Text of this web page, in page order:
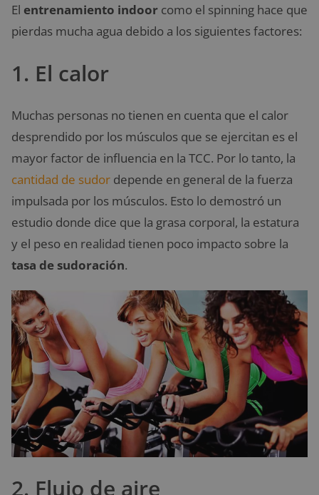
El entrenamiento indoor como el spinning hace que
pierdas mucha agua debido a los siguientes factores:
1. El calor
Muchas personas no tienen en cuenta que el calor
desprendido por los músculos que se ejercitan es el
mayor factor de influencia en la TCC. Por lo tanto, la
cantidad de sudor depende en general de la fuerza
impulsada por los músculos. Esto lo demostró un
estudio donde dice que la grasa corporal, la estatura
y el peso en realidad tienen poco impacto sobre la
tasa de sudoración.
2. Flujo de aire